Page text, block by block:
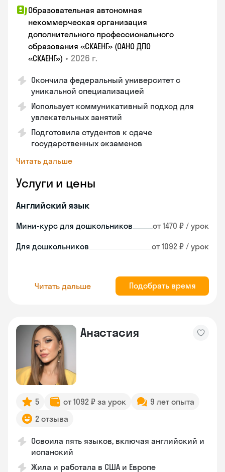
Образовательная автономная
некоммерческая организация
дополнительного профессионального
образования «СКАЕНГ» (ОАНО ДПО
«СКАЕНГ») • 2026 г.
Окончила федеральный университет с
уникальной специализацией
Использует коммуникативный подход для
увлекательных занятий
Подготовила студентов к сдаче
государственных экзаменов
Читать дальше
Услуги и цены
Английский язык
Мини-курс для дошкольников от 1470 ₽ / урок
Для дошкольников от 1092 ₽ / урок
Читать дальше Подобрать время
Анастасия
5 от 1092 ₽ за урок
9 лет опыта
2 отзыва
Освоила пять языков, включая английский и
испанский
Жила и работала в США и Европе